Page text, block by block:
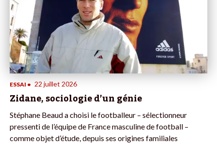
ESSAI • 22 juillet 2026
Zidane, sociologie d’un génie
Stéphane Beaud a choisi le footballeur – sélectionneur
pressenti de l’équipe de France masculine de football –
comme objet d’étude, depuis ses origines familiales